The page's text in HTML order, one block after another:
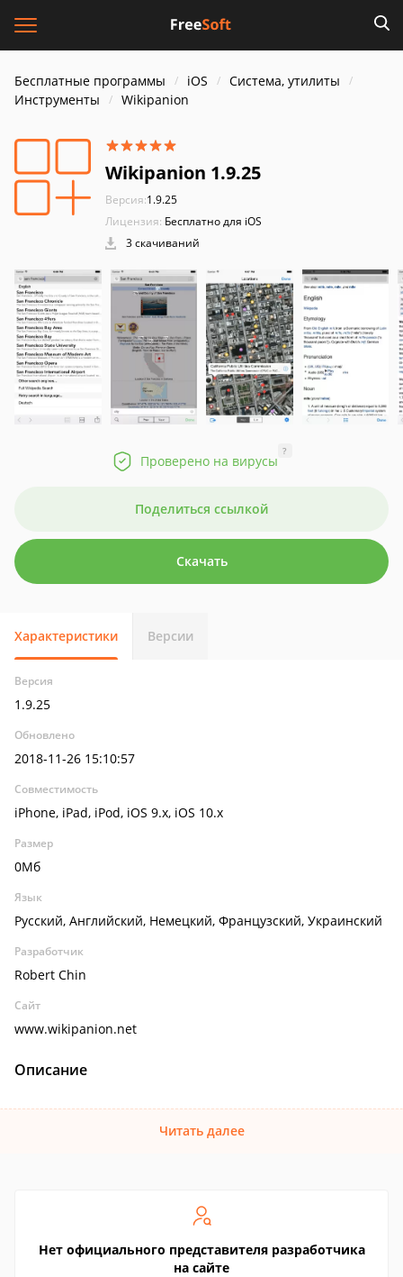
Бесплатные программы iOS
Система, утилиты
Инструменты
Wikipanion
Wikipanion 1.9.25
Версия:1.9.25
Лицензия: Бесплатно для iOS
3 скачиваний
Проверено на вирусы
?
Поделиться ссылкой
Скачать
Характеристики Версии
Версия
1.9.25
Обновлено
2018-11-26 15:10:57
Совместимость
iPhone, iPad, iPod, iOS 9.x, iOS 10.x
Размер
0Мб
Язык
Русский, Английский, Немецкий, Французский, Украинский
Разработчик
Robert Chin
Сайт
www.wikipanion.net
Описание
Читать далее
Нет официального представителя разработчика
на сайте